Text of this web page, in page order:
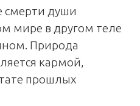
смерти души
мире в другом теле
Природа
кармой,
прошлых